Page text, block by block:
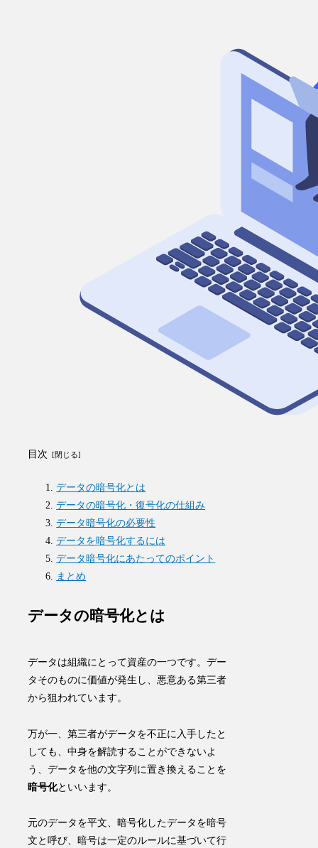
目次
データの暗号化とは
データの暗号化・復号化の仕組み
データ暗号化の必要性
データを暗号化するには
データ暗号化にあたってのポイント
まとめ
データの暗号化とは
データは組織にとって資産の一つです。デー
タそのものに価値が発生し、悪意ある第三者
から狙われています。
万が一、第三者がデータを不正に入手したと
しても、中身を解読することができないよ
う、データを他の文字列に置き換えること を
暗号化といいます。
元のデータを平文、暗号化したデータを暗号
文と呼び、暗号は一定のルールに基づいて行